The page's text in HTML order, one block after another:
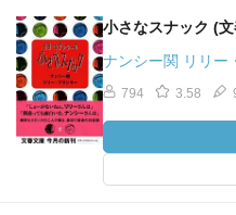
小さなスナック (
ナンシー関 リリー
794 3.58